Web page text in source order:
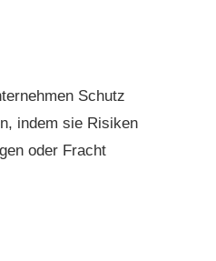
Schutz
indem sie Risiken
oder Fracht